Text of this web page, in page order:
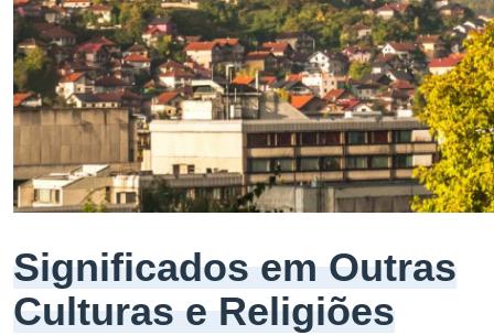
Significados em Outras
Culturas e Religiões